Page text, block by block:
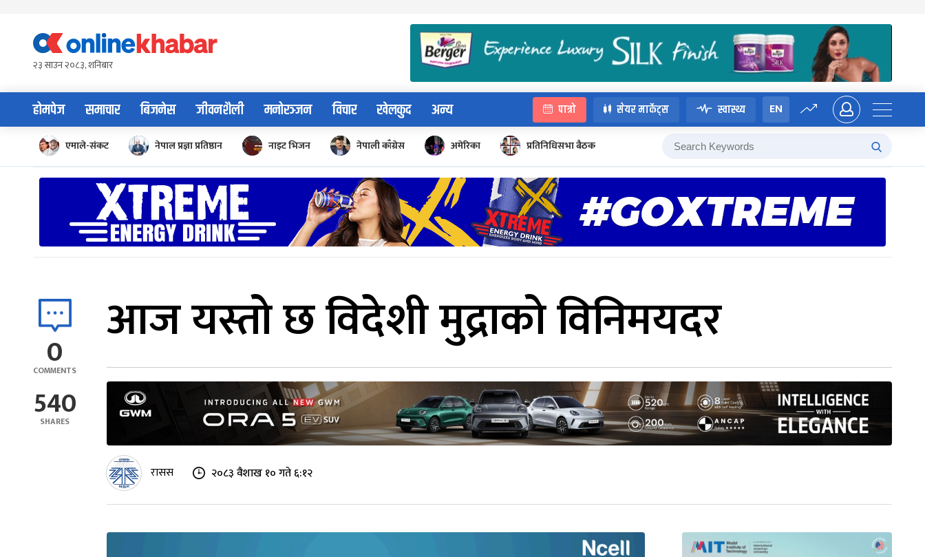
content२३ साउन २०८३, शनिबार
होमपेज समाचार बिजनेस जीवनशैली मनोरञ्जन विचार खेलकुद अन्य पात्रो सेयर मार्केट्स स्वास्थ्य EN
एमाले-संकट नेपाल प्रज्ञा प्रतिष्ठान नाइट भिजन नेपाली काँग्रेस अमेरिका प्रतिनिधिसभा बैठक
0
COMMENTS
540
SHARES
आज यस्तो छ विदेशी मुद्राको विनिमयदर
रासस २०८३ वैशाख १० गते ६:१२